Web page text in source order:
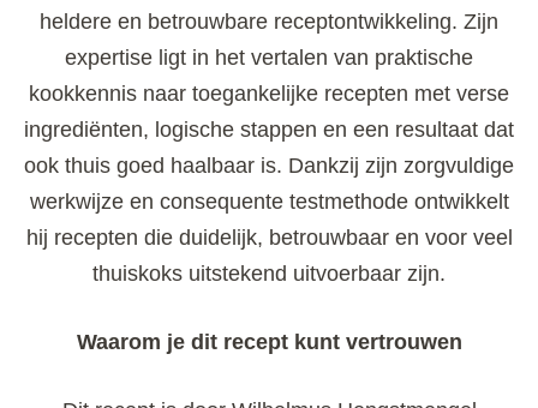
heldere en betrouwbare receptontwikkeling. Zijn
expertise ligt in het vertalen van praktische
kookkennis naar toegankelijke recepten met verse
ingrediënten, logische stappen en een resultaat dat
ook thuis goed haalbaar is. Dankzij zijn zorgvuldige
werkwijze en consequente testmethode ontwikkelt
hij recepten die duidelijk, betrouwbaar en voor veel
thuiskoks uitstekend uitvoerbaar zijn.
Waarom je dit recept kunt vertrouwen